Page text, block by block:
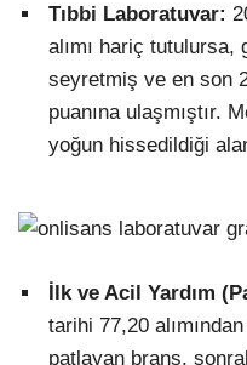
Tıbbi Laboratuvar:
alımı hariç tutulursa,
seyretmiş ve en son
puanına ulaşmıştır.
yoğun hissedildiği
İlk ve Acil Yardım
tarihi 77,20
patlayan branş,